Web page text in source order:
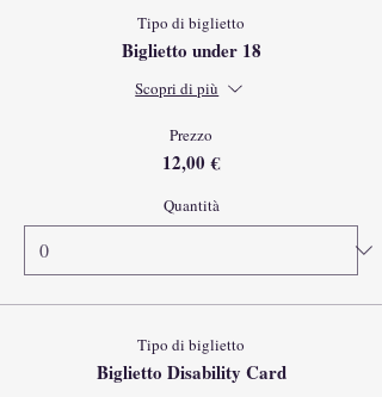
Tipo di biglietto
Biglietto under 18
Scopri di più
Prezzo
12,00 €
Quantità
Tipo di biglietto
Biglietto Disability Card